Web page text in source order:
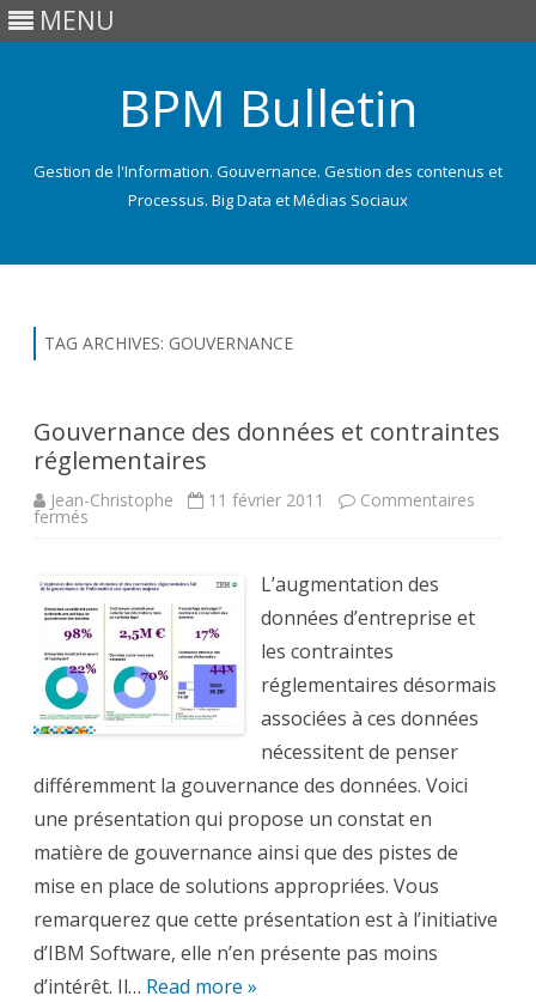
MENU
BPM Bulletin
Gestion de l'Information. Gouvernance. Gestion des contenus et
Processus. Big Data et Médias Sociaux
TAG ARCHIVES: GOUVERNANCE
Gouvernance des données et contraintes
réglementaires
Jean-Christophe 11 février 2011 Commentaires
fermés
et
contraintes
réglementaires
L’augmentation des
données d’entreprise et
les contraintes
réglementaires désormais
associées à ces données
nécessitent de penser
différemment la gouvernance des données. Voici
une présentation qui propose un constat en
matière de gouvernance ainsi que des pistes de
mise en place de solutions appropriées. Vous
remarquerez que cette présentation est à l’initiative
d’IBM Software, elle n’en présente pas moins
d’intérêt. Il… Read more »